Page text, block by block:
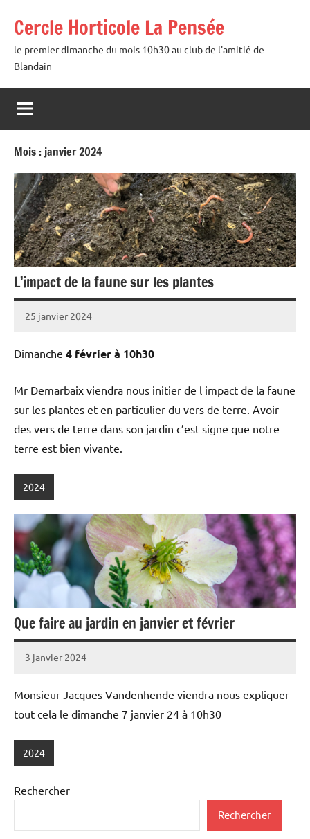
contenu
Cercle Horticole La Pensée
le premier dimanche du mois 10h30 au club de l'amitié de
Blandain
Mois : janvier 2024
L’impact de la faune sur les plantes
25 janvier 2024
admin
Dimanche 4 février à 10h30
Mr Demarbaix viendra nous initier de l impact de la faune
sur les plantes et en particulier du vers de terre. Avoir
des vers de terre dans son jardin c’est signe que notre
terre est bien vivante.
2024
Que faire au jardin en janvier et février
3 janvier 2024
admin
Monsieur Jacques Vandenhende viendra nous expliquer
tout cela le dimanche 7 janvier 24 à 10h30
2024
Rechercher
Rechercher